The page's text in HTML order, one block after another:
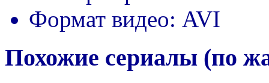
Формат видео: AVI
Похожие сериалы (по